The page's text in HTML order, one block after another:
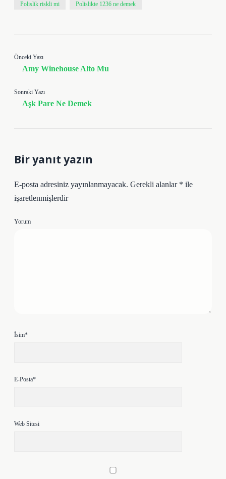
Polislik riskli mi Polislikte 1236 ne demek
Önceki Yazı
Amy Winehouse Alto Mu
Sonraki Yazı
Aşk Pare Ne Demek
Bir yanıt yazın
E-posta adresiniz yayınlanmayacak. Gerekli alanlar * ile
işaretlenmişlerdir
Yorum
İsim*
E-Posta*
Web Sitesi